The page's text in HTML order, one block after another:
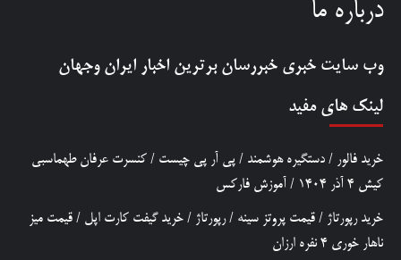
درباره ما
وب سایت خبری خبررسان برترین اخبار ایران وجهان
لینک های مفید
خرید فالور / دستگیره هوشمند / پی آر پی چیست / کنسرت عرفان طهماسبی
کیش 4 آذر 1404
/ آموزش فارکس
خرید رپورتاژ / قیمت پروتز سینه /رپورتاژ / خرید گیفت کارت اپل / قیمت میز
ناهار خوری 4 نفره ارزان